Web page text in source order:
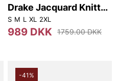
Drake Jacquard Knitted
Cardigan
S M L XL 2XL
989 DKK 1759.00 DKK
-41%